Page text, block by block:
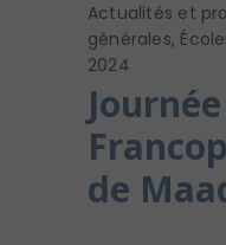
Actualités et
générales,
2024
de